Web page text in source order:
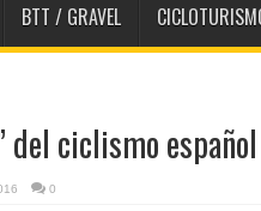
BTT / GRAVEL
del ciclismo español
0